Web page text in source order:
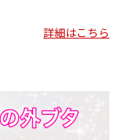
詳細はこちら